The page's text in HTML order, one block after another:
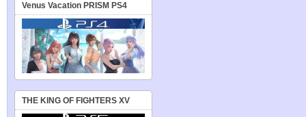
Venus Vacation PRISM PS4
THE KING OF FIGHTERS XV